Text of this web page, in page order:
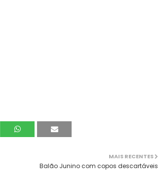
MAIS RECENTES
Balão Junino com copos descartáveis